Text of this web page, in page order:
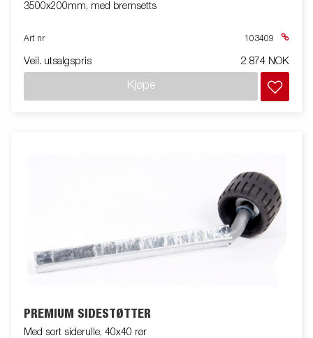
3500x200mm, med bremsetts
Art nr 103409
Veil. utsalgspris 2 874 NOK
Kjøpe
PREMIUM SIDESTØTTER
Med sort siderulle, 40x40 rør